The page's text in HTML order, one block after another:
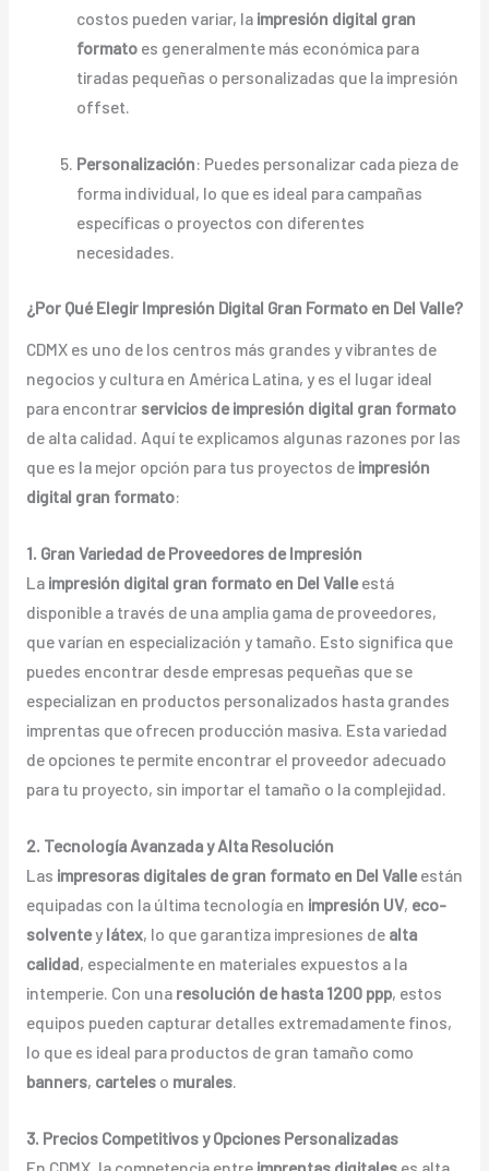
costos pueden variar, la impresión digital gran
formato es generalmente más económica para
tiradas pequeñas o personalizadas que la impresión
offset.
Personalización: Puedes personalizar cada pieza de
forma individual, lo que es ideal para campañas
específicas o proyectos con diferentes
necesidades.
¿Por Qué Elegir Impresión Digital Gran Formato en Del Valle?
CDMX es uno de los centros más grandes y vibrantes de
negocios y cultura en América Latina, y es el lugar ideal
para encontrar servicios de impresión digital gran formato
de alta calidad. Aquí te explicamos algunas razones por las
que es la mejor opción para tus proyectos de impresión
digital gran formato:
1. Gran Variedad de Proveedores de Impresión
La impresión digital gran formato en Del Valleestá
disponible a través de una amplia gama de proveedores,
que varían en especialización y tamaño. Esto significa que
puedes encontrar desde empresas pequeñas que se
especializan en productos personalizados hasta grandes
imprentas que ofrecen producción masiva. Esta variedad
de opciones te permite encontrar el proveedor adecuado
para tu proyecto, sin importar el tamaño o la complejidad.
2. Tecnología Avanzada y Alta Resolución
Las impresoras digitales de gran formato en Del Valleestán
equipadas con la última tecnología en impresión UV, eco-
solventey látex, lo que garantiza impresiones de alta
calidad, especialmente en materiales expuestos a la
intemperie. Con una resolución de hasta 1200 ppp, estos
equipos pueden capturar detalles extremadamente finos,
lo que es ideal para productos de gran tamaño como
banners, carteleso murales.
3. Precios Competitivos y Opciones Personalizadas